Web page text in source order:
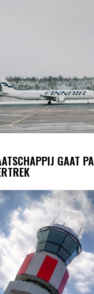
GAAT